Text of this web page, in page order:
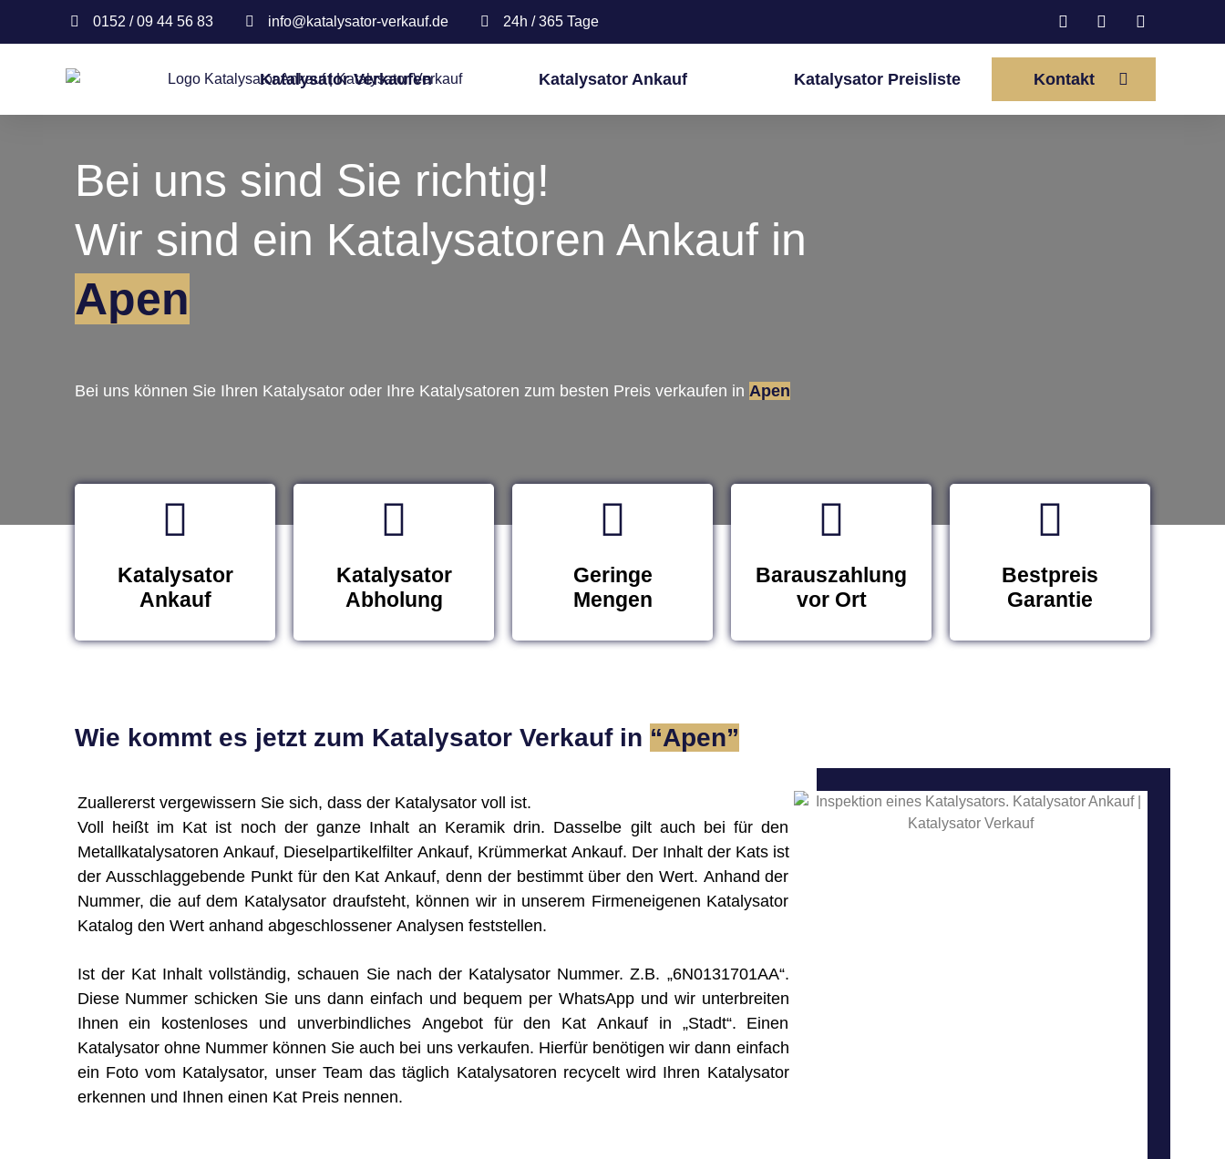
0152 / 09 44 56 83 info@katalysator-verkauf.de 24h / 365 Tage
Katalysator Verkaufen Katalysator Ankauf Katalysator Preisliste Kontakt
Bei uns sind Sie richtig!
Wir sind ein Katalysatoren Ankauf in
Apen
Bei uns können Sie Ihren Katalysator oder Ihre Katalysatoren zum besten Preis verkaufen in Apen
Katalysator
Ankauf
Katalysator
Abholung
Geringe
Mengen
Barauszahlung
vor Ort
Bestpreis
Garantie
Wie kommt es jetzt zum Katalysator Verkauf in “Apen”
Zuallererst vergewissern Sie sich, dass der Katalysator voll ist.
Voll heißt im Kat ist noch der ganze Inhalt an Keramik drin. Dasselbe gilt auch bei für den
Metallkatalysatoren Ankauf, Dieselpartikelfilter Ankauf, Krümmerkat Ankauf. Der Inhalt der Kats ist
der Ausschlaggebende Punkt für den Kat Ankauf, denn der bestimmt über den Wert. Anhand der
Nummer, die auf dem Katalysator draufsteht, können wir in unserem Firmeneigenen Katalysator
Katalog den Wert anhand abgeschlossener Analysen feststellen.
Ist der Kat Inhalt vollständig, schauen Sie nach der Katalysator Nummer. Z.B. „6N0131701AA“.
Diese Nummer schicken Sie uns dann einfach und bequem per WhatsApp und wir unterbreiten
Ihnen ein kostenloses und unverbindliches Angebot für den Kat Ankauf in „Stadt“. Einen
Katalysator ohne Nummer können Sie auch bei uns verkaufen. Hierfür benötigen wir dann einfach
ein Foto vom Katalysator, unser Team das täglich Katalysatoren recycelt wird Ihren Katalysator
erkennen und Ihnen einen Kat Preis nennen.